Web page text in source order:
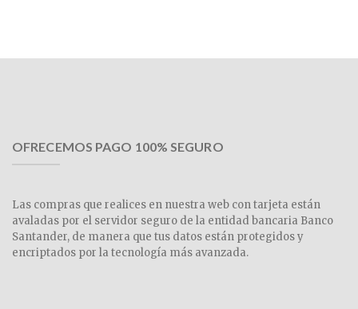
OFRECEMOS PAGO 100% SEGURO
Las compras que realices en nuestra web con tarjeta están
avaladas por el servidor seguro de la entidad bancaria Banco
Santander, de manera que tus datos están protegidos y
encriptados por la tecnología más avanzada.